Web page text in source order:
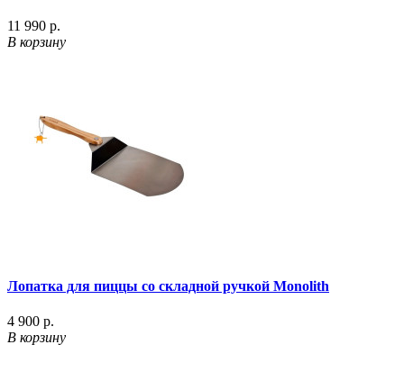
11 990 р.
В корзину
Лопатка для пиццы со складной ручкой Monolith
4 900 р.
В корзину